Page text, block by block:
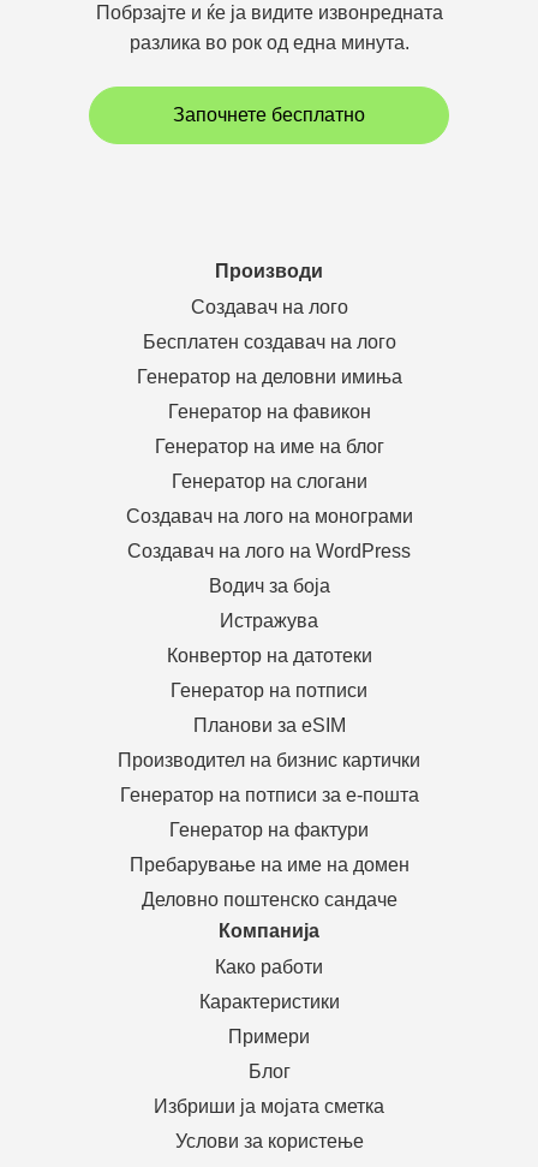
Побрзајте и ќе ја видите извонредната
разлика во рок од една минута.
Започнете бесплатно
Производи
Создавач на лого
Бесплатен создавач на лого
Генератор на деловни имиња
Генератор на фавикон
Генератор на име на блог
Генератор на слогани
Создавач на лого на монограми
Создавач на лого на WordPress
Водич за боја
Истражува
Конвертор на датотеки
Генератор на потписи
Планови за eSIM
Производител на бизнис картички
Генератор на потписи за е-пошта
Генератор на фактури
Пребарување на име на домен
Деловно поштенско сандаче
Компанија
Како работи
Карактеристики
Примери
Блог
Избриши ја мојата сметка
Услови за користење